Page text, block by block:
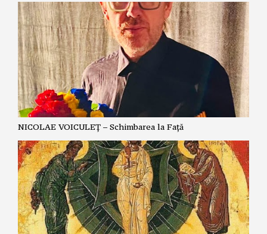
NICOLAE VOICULEȚ – Schimbarea la Față